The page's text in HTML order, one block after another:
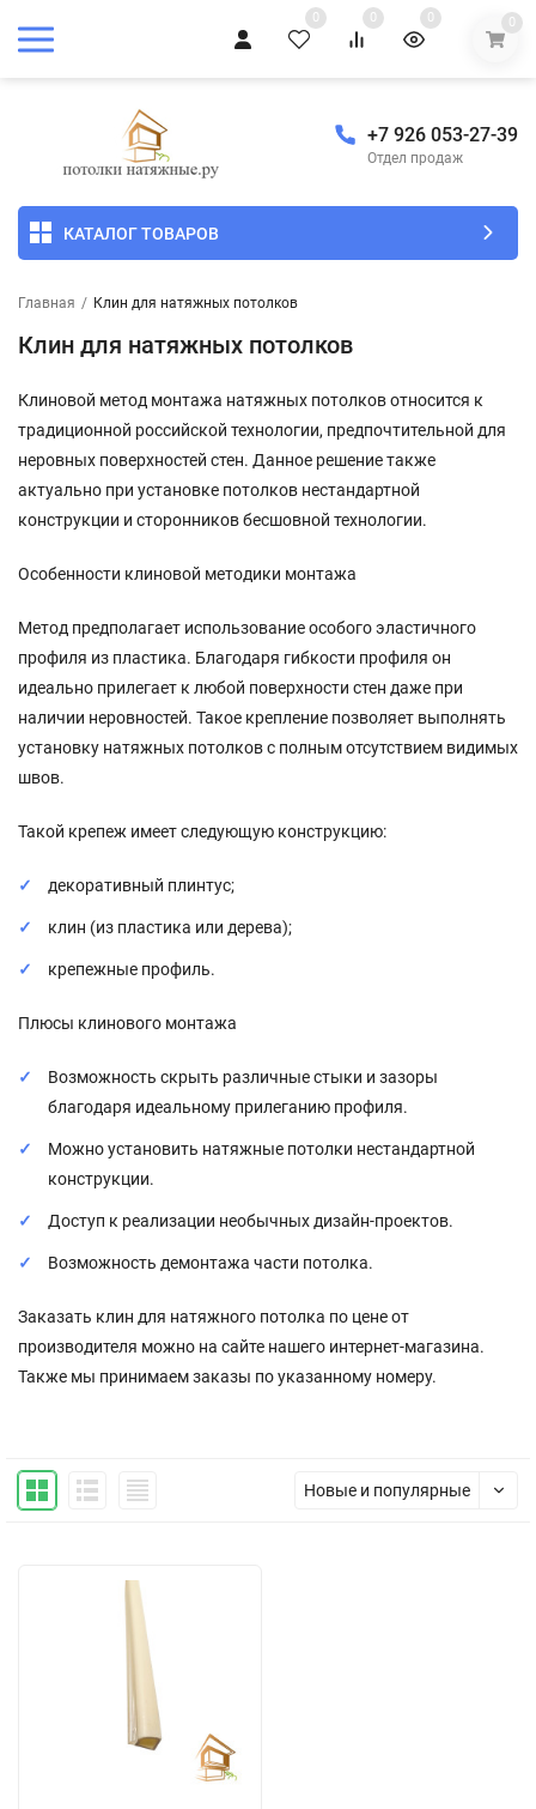
0 0 0 0
+7 926 053-27-39
Отдел продаж
КАТАЛОГ ТОВАРОВ
Главная / Клин для натяжных потолков
Клин для натяжных потолков
Клиновой метод монтажа натяжных потолков относится к
традиционной российской технологии, предпочтительной для
неровных поверхностей стен. Данное решение также
актуально при установке потолков нестандартной
конструкции и сторонников бесшовной технологии.
Особенности клиновой методики монтажа
Метод предполагает использование особого эластичного
профиля из пластика. Благодаря гибкости профиля он
идеально прилегает к любой поверхности стен даже при
наличии неровностей. Такое крепление позволяет выполнять
установку натяжных потолков с полным отсутствием видимых
швов.
Такой крепеж имеет следующую конструкцию:
декоративный плинтус;
клин (из пластика или дерева);
крепежные профиль.
Плюсы клинового монтажа
Возможность скрыть различные стыки и зазоры
благодаря идеальному прилеганию профиля.
Можно установить натяжные потолки нестандартной
конструкции.
Доступ к реализации необычных дизайн-проектов.
Возможность демонтажа части потолка.
Заказать клин для натяжного потолка по цене от
производителя можно на сайте нашего интернет-магазина.
Также мы принимаем заказы по указанному номеру.
Новые и популярные